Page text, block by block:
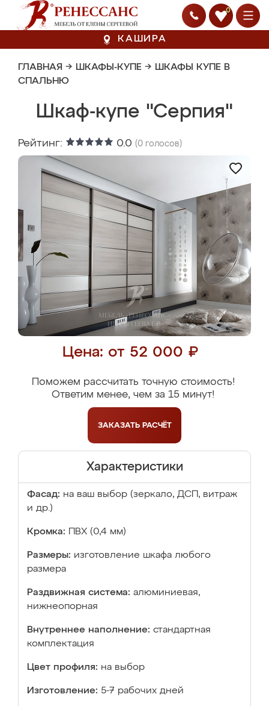
0
КАШИРА
ГЛАВНАЯ → ШКАФЫ-КУПЕ → ШКАФЫ КУПЕ В
СПАЛЬНЮ
Шкаф-купе "Серпия"
Рейтинг: 0.0 (0 голосов)
Цена: от 52 000 ₽
Поможем рассчитать точную стоимость!
Ответим менее, чем за 15 минут!
ЗАКАЗАТЬ РАСЧЁТ
Характеристики
Фасад: на ваш выбор (зеркало, ДСП, витраж
и др.)
Кромка: ПВХ (0,4 мм)
Размеры: изготовление шкафа любого
размера
Раздвижная система: алюминиевая,
нижнеопорная
Внутреннее наполнение: стандартная
комплектация
Цвет профиля: на выбор
Изготовление: 5-7 рабочих дней